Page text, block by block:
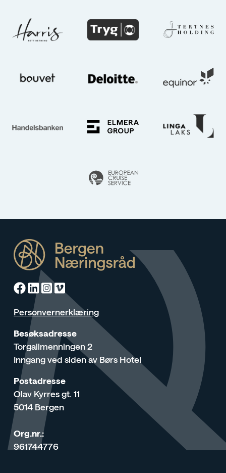
Facebook
Linkedin
Instagram
Vimeo
Personvernerklæring
Besøksadresse
Torgallmenningen 2
Inngang ved siden av Børs Hotel
Postadresse
Olav Kyrres gt. 11
5014 Bergen
Org.nr.:
961744776